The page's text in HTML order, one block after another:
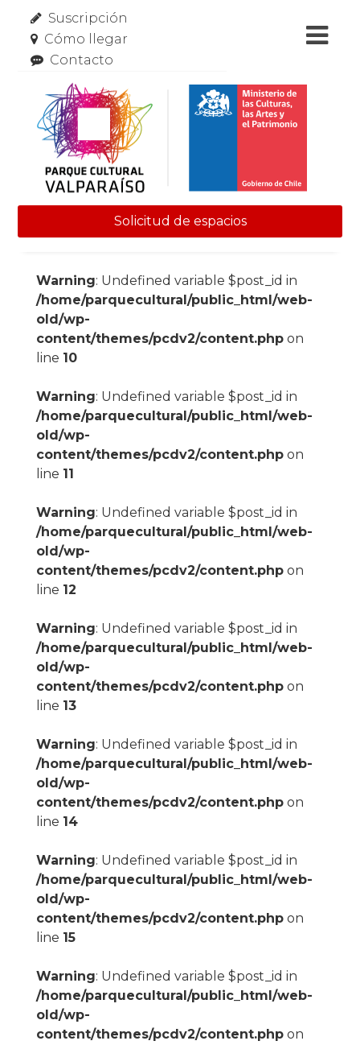
Suscripción
Cómo llegar
Contacto
Solicitud de espacios
Warning: Undefined variable $post_id in
/home/parquecultural/public_html/web-
old/wp-
content/themes/pcdv2/content.phpon
line 10
Warning: Undefined variable $post_id in
/home/parquecultural/public_html/web-
old/wp-
content/themes/pcdv2/content.phpon
line 11
Warning: Undefined variable $post_id in
/home/parquecultural/public_html/web-
old/wp-
content/themes/pcdv2/content.phpon
line 12
Warning: Undefined variable $post_id in
/home/parquecultural/public_html/web-
old/wp-
content/themes/pcdv2/content.phpon
line 13
Warning: Undefined variable $post_id in
/home/parquecultural/public_html/web-
old/wp-
content/themes/pcdv2/content.phpon
line 14
Warning: Undefined variable $post_id in
/home/parquecultural/public_html/web-
old/wp-
content/themes/pcdv2/content.phpon
line 15
Warning: Undefined variable $post_id in
/home/parquecultural/public_html/web-
old/wp-
content/themes/pcdv2/content.phpon